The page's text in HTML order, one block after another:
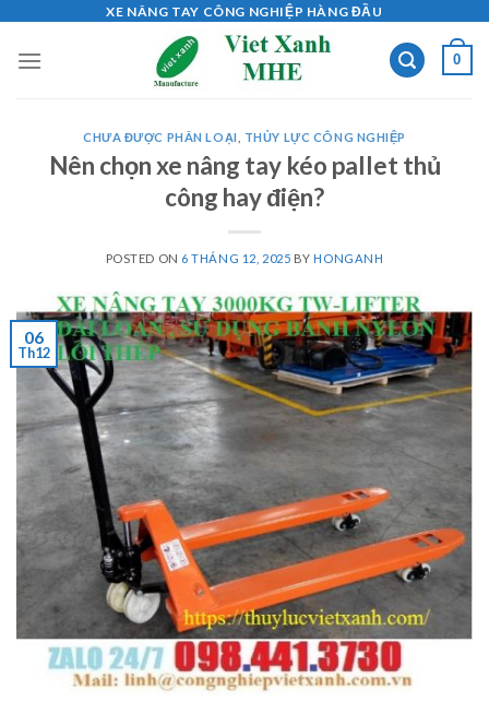
content
XE NÂNG TAY CÔNG NGHIỆP HÀNG ĐẦU
0
CHƯA ĐƯỢC PHÂN LOẠI THỦY LỰC CÔNG NGHIỆP
Nên chọn xe nâng tay kéo pallet thủ
công hay điện?
POSTED ON 6 THÁNG 12, 2025 BYHONGANH
06
Th12